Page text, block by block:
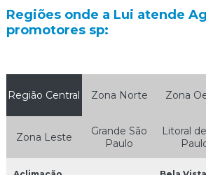
Agência de promotores de vendas
Agência de promotores sp
Agência de trade marketing
Agência de trade marketing em sp
Regiões onde a Lui atende
promotores sp:
Região Central Zona Norte Zona
Zona Leste
Grande São
Paulo
Litoral